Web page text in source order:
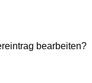
bearbeiten?